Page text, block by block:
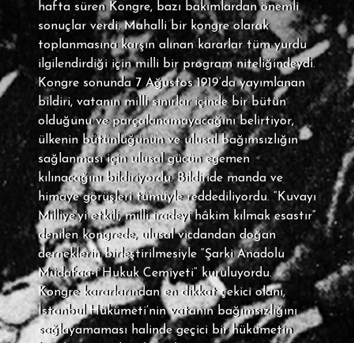
hafta süren Kongre, bazı bakımlardan önemli
sonuçlar verdi. Mahalli bir kongre olarak
toplanmasına karşın alınan kararlar tüm yurdu
ilgilendirdiği için milli bir program niteliğindeydi.
Kongre sonunda 7 Ağustos 1919’da yayımlanan
bildiri, vatanın milli sınırlar içinde bir bütün
olduğunu ve parçalanamayacağını belirtiyor,
ülkenin bütünlüğünün ve ulusal bağımsızlığın
sağlanması için ulusal gücün egemen
kılınacağını bildiriyordu. Bildiride manda ve
himaye görüşleri tümüyle reddediliyordu. “Kuvayı
Milliye’yi etkili, milli iradeyi hâkim kılmak esastır”
denilen kongrede, ulusal vicdandan doğan
derneklerin birleştirilmesiyle “Şarki Anadolu
Müdafaa-i Hukuk Cemiyeti” kuruluyordu.
Kongre kararlarından en dikkat çekici olanı,
İstanbul Hükümeti’nin vatanın bağımsızlığını
sağlayamaması halinde geçici bir hükümetin